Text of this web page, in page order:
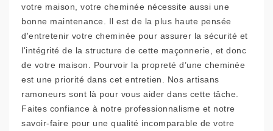
votre maison, votre cheminée nécessite aussi une
bonne maintenance. Il est de la plus haute pensée
d'entretenir votre cheminée pour assurer la sécurité et
l'intégrité de la structure de cette maçonnerie, et donc
de votre maison. Pourvoir la propreté d’une cheminée
est une priorité dans cet entretien. Nos artisans
ramoneurs sont là pour vous aider dans cette tâche.
Faites confiance à notre professionnalisme et notre
savoir-faire pour une qualité incomparable de votre